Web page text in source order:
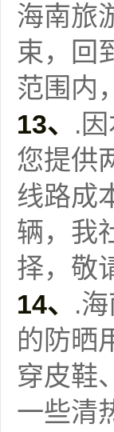
海南旅
束，回
范围内
13、 .
您提供
线路成
辆，我
择，敬
14、 .
的防晒
穿皮鞋
一些清